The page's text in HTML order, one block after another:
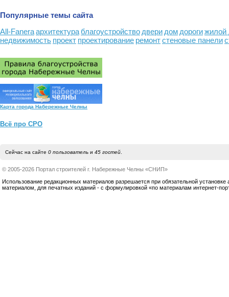
Популярные темы сайта
All-Faneraархитектура благоустройство двери дом дорогижилой
недвижимость проект проектирование ремонтстеновые панели
Карта города Набережные Челны
Всё про СРО
Сейчас на сайте 0 пользовательи 45 гостей.
© 2005-2026 Портал строителей г. Набережные Челны «СНИП»
Использование редакционных материалов разрешается при обязательной установке
материалом, для печатных изданий - с формулировкой «по материалам интернет-